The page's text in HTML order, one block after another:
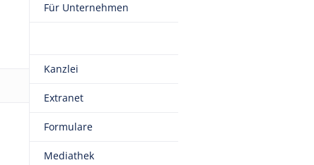
Für Unternehmen
Kanzlei
Extranet
Formulare
Mediathek